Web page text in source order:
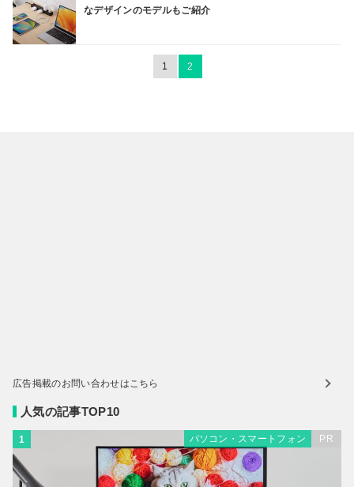
なデザインのモデルもご紹介
1 2
広告掲載のお問い合わせはこちら
人気の記事TOP10
1 パソコン・スマートフォン PR